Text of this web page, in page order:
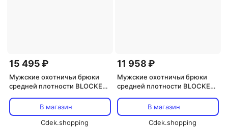
15 495 ₽
Мужские охотничьи брюки
средней плотности BLOCKER
флисовой подкладкой,
водоотталкивающие и с
технологией контроля запаха
В магазин
Cdek.shopping
11 958 ₽
Мужские охотничьи брюки
средней плотности BLOCKER
флисовой подкладкой,
водоотталкивающие и с
технологией контроля запаха
В магазин
Cdek.shopping